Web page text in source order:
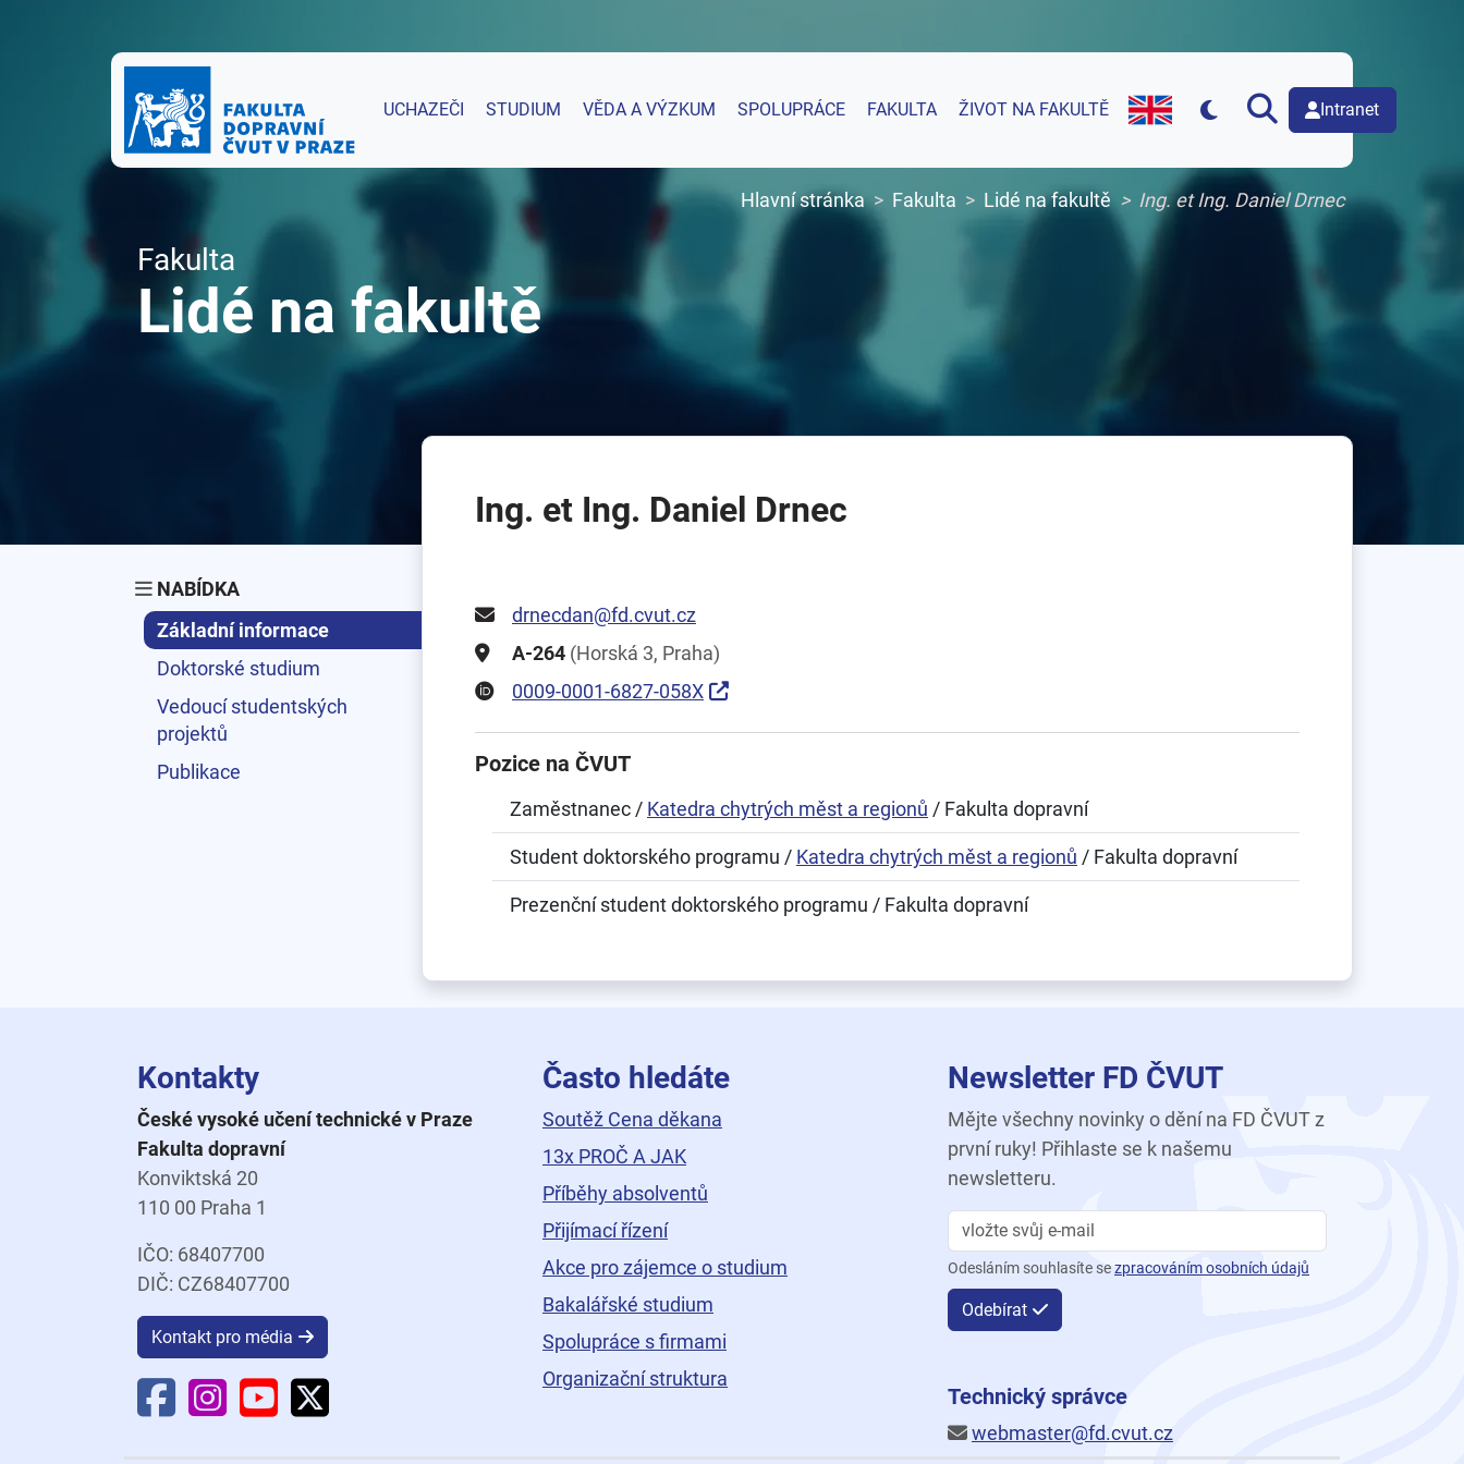
UCHAZEČI STUDIUM VĚDA A VÝZKUM SPOLUPRÁCE FAKULTA ŽIVOT NA FAKULTĚ
English version of web page
Intranet
Hlavní stránka Fakulta Lidé na fakultě Ing. et Ing. Daniel Drnec
Fakulta
Lidé na fakultě
NABÍDKA
Základní informace
Doktorské studium
Vedoucí studentských
projektů
Publikace
Ing. et Ing. Daniel Drnec
drnecdan@fd.cvut.cz
A-264 (Horská 3, Praha)
0009-0001-6827-058X
Pozice na ČVUT
Zaměstnanec / Katedra chytrých měst a regionů / Fakulta dopravní
Student doktorského programu / Katedra chytrých měst a regionů / Fakulta dopravní
Prezenční student doktorského programu / Fakulta dopravní
Kontakty
České vysoké učení technické v Praze
Fakulta dopravní
Konviktská 20
110 00 Praha 1
IČO: 68407700
DIČ: CZ68407700
Kontakt pro média
Facebook Fakulty dopravní
Instagram Fakulty dopravní
YouTube Fakulty dopravní
X Fakulty dopravní
Často hledáte
Soutěž Cena děkana
13x PROČ A JAK
Příběhy absolventů
Přijímací řízení
Akce pro zájemce o studium
Bakalářské studium
Spolupráce s firmami
Organizační struktura
Newsletter FD ČVUT
Mějte všechny novinky o dění na FD ČVUT z
první ruky! Přihlaste se k našemu
newsletteru.
Odesláním souhlasíte sezpracováním osobních údajů
Odebírat
Technický správce
webmaster@fd.cvut.cz